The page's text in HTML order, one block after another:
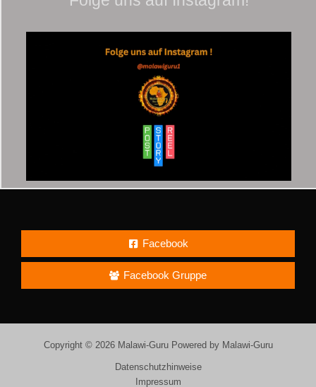
Facebook
Facebook Gruppe
Copyright © 2026 Malawi-Guru Powered by Malawi-Guru
Datenschutzhinweise
Impressum